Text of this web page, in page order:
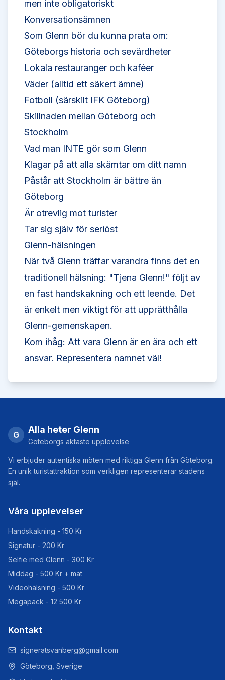
men inte obligatoriskt
Konversationsämnen
Som Glenn bör du kunna prata om:
Göteborgs historia och sevärdheter
Lokala restauranger och kaféer
Väder (alltid ett säkert ämne)
Fotboll (särskilt IFK Göteborg)
Skillnaden mellan Göteborg och
Stockholm
Vad man INTE gör som Glenn
Klagar på att alla skämtar om ditt namn
Påstår att Stockholm är bättre än
Göteborg
Är otrevlig mot turister
Tar sig själv för seriöst
Glenn-hälsningen
När två Glenn träffar varandra finns det en
traditionell hälsning: "Tjena Glenn!" följt av
en fast handskakning och ett leende. Det
är enkelt men viktigt för att upprätthålla
Glenn-gemenskapen.
Kom ihåg: Att vara Glenn är en ära och ett
ansvar. Representera namnet väl!
G Alla heter Glenn
Göteborgs äktaste upplevelse
Vi erbjuder autentiska möten med riktiga Glenn från Göteborg.
En unik turistattraktion som verkligen representerar stadens
själ.
Våra upplevelser
Handskakning - 150 Kr
Signatur - 200 Kr
Selfie med Glenn - 300 Kr
Middag - 500 Kr + mat
Videohälsning - 500 Kr
Megapack - 12 500 Kr
Kontakt
signeratsvanberg@gmail.com
Göteborg, Sverige